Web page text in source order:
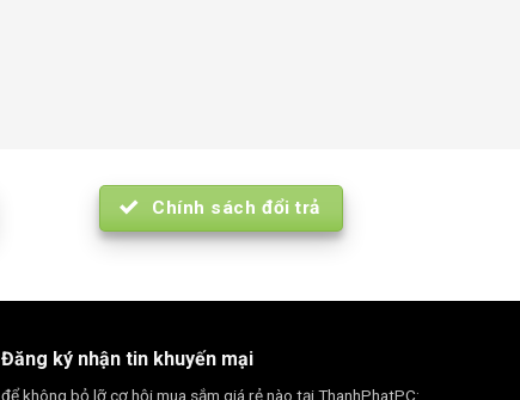
Chính sách đổi trả
Đăng ký nhận tin khuyến mại
để không bỏ lỡ cơ hội mua sắm giá rẻ nào tại ThanhPhatPC: